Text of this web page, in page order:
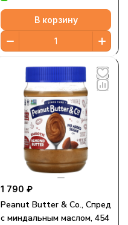
В корзину
1 790 ₽
Peanut Butter & Co., Спред
с миндальным маслом, 454